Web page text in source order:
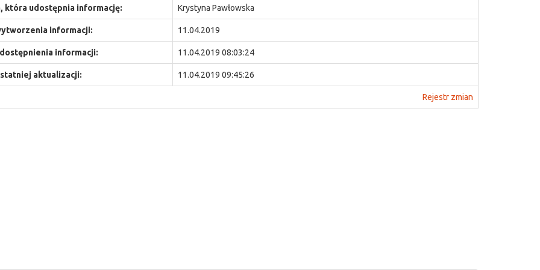
która udostępnia informację: Krystyna Pawłowska
informacji: 11.04.2019
informacji: 11.04.2019 08:03:24
aktualizacji: 11.04.2019 09:45:26
Rejestr zmian